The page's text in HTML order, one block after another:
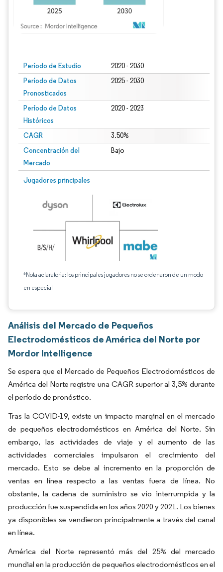
Período de Estudio 2020 - 2030
Período de Datos
Pronosticados
2025 - 2030
Período de Datos
Históricos
2020 - 2023
CAGR 3.50%
Concentración del
Mercado
Bajo
Jugadores principales
*Nota aclaratoria: los principales jugadores no se ordenaron de un modo
en especial
Análisis del Mercado de Pequeños
Electrodomésticos de América del Norte por
Mordor Intelligence
Se espera que el Mercado de Pequeños Electrodomésticos de
América del Norte registre una CAGR superior al 3,5% durante
el período de pronóstico.
Tras la COVID-19, existe un impacto marginal en el mercado
de pequeños electrodomésticos en América del Norte. Sin
embargo, las actividades de viaje y el aumento de las
actividades comerciales impulsaron el crecimiento del
mercado. Esto se debe al incremento en la proporción de
ventas en línea respecto a las ventas fuera de línea. No
obstante, la cadena de suministro se vio interrumpida y la
producción fue suspendida en los años 2020 y 2021. Los bienes
ya disponibles se vendieron principalmente a través del canal
en línea.
América del Norte representó más del 25% del mercado
mundial en la producción de pequeños electrodomésticos en el